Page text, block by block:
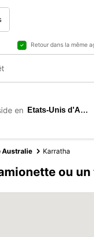
Retour dans la même
en
Australie Karratha
ou